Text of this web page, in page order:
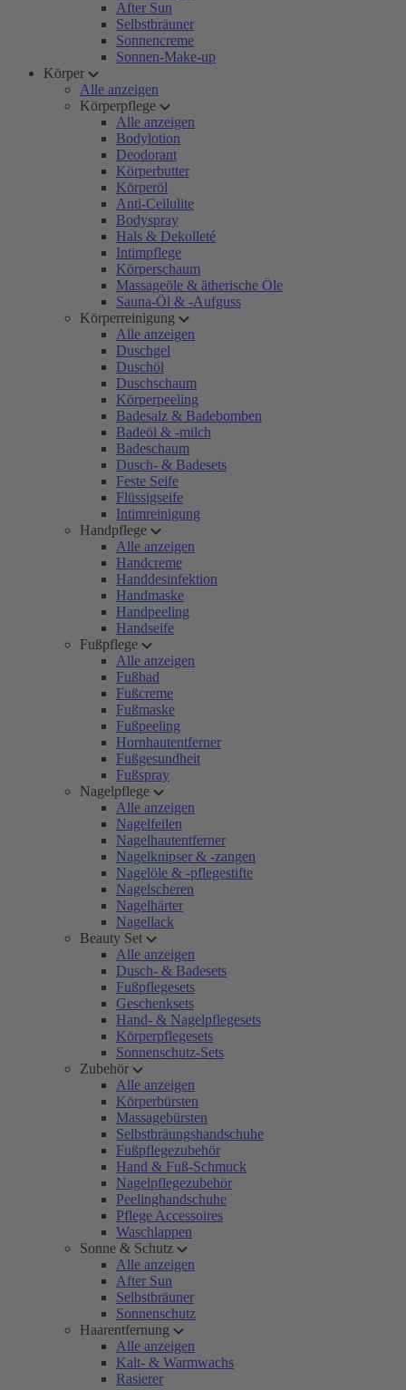
After Sun
Selbstbräuner
Sonnencreme
Sonnen-Make-up
Körper
Alle anzeigen
Körperpflege
Alle anzeigen
Bodylotion
Deodorant
Körperbutter
Körperöl
Anti-Cellulite
Bodyspray
Hals & Dekolleté
Intimpflege
Körperschaum
Massageöle & ätherische Öle
Sauna-Öl & -Aufguss
Körperreinigung
Alle anzeigen
Duschgel
Duschöl
Duschschaum
Körperpeeling
Badesalz & Badebomben
Badeöl & -milch
Badeschaum
Dusch- & Badesets
Feste Seife
Flüssigseife
Intimreinigung
Handpflege
Alle anzeigen
Handcreme
Handdesinfektion
Handmaske
Handpeeling
Handseife
Fußpflege
Alle anzeigen
Fußbad
Fußcreme
Fußmaske
Fußpeeling
Hornhautentferner
Fußgesundheit
Fußspray
Nagelpflege
Alle anzeigen
Nagelfeilen
Nagelhautentferner
Nagelknipser & -zangen
Nagelöle & -pflegestifte
Nagelscheren
Nagelhärter
Nagellack
Beauty Set
Alle anzeigen
Dusch- & Badesets
Fußpflegesets
Geschenksets
Hand- & Nagelpflegesets
Körperpflegesets
Sonnenschutz-Sets
Zubehör
Alle anzeigen
Körperbürsten
Massagebürsten
Selbstbräungshandschuhe
Fußpflegezubehör
Hand & Fuß-Schmuck
Nagelpflegezubehör
Peelinghandschuhe
Pflege Accessoires
Waschlappen
Sonne & Schutz
Alle anzeigen
After Sun
Selbstbräuner
Sonnenschutz
Haarentfernung
Alle anzeigen
Kalt- & Warmwachs
Rasierer